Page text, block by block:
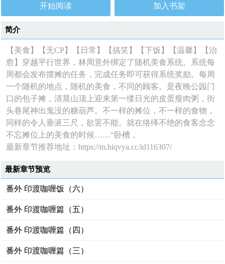
开始阅读 加入书架
简介
【美食】【无CP】【日常】【搞笑】【下饭】【温馨】【治
愈】穿越平行世界，林周意外绑定了随机美食系统。系统每
周都会发布摆摊的任务，完成任务即可获得系统奖励。每周
一个随机的地点，随机的美食，不同的顾客。是夜晚公园门
口的包子摊，清晨山顶上迎来第一缕日光的皮蛋瘦肉粥，街
头巷尾神出鬼没的糖葫芦。不一样的摊位，不一样的食物，
同样的令人垂涎三尺，欲罢不能。就在络绎不绝的食客念念
不忘摊位上的美食的时候……“卧槽，
最新章节推荐地址：https://m.biqvya.cc/id116307/
最新章节预览
番外 印渡咖喱饭（六）
番外 印渡咖喱篇（五）
番外 印渡咖喱篇（四）
番外 印渡咖喱篇（三）